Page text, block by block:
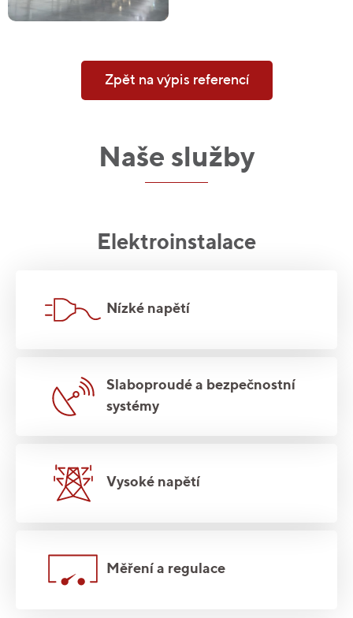
Zpět na výpis referencí
Naše služby
Elektroinstalace
Nízké napětí
Slaboproudé a bezpečnostní
systémy
Vysoké napětí
Měření a regulace